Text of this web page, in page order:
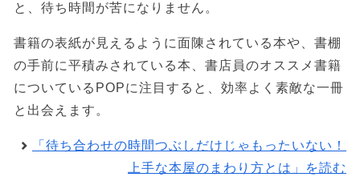
と、待ち時間が苦になりません。
書籍の表紙が見えるように面陳されている本や、書棚
の手前に平積みされている本、書店員のオススメ書籍
についているPOPに注目すると、効率よく素敵な一冊
と出会えます。
「待ち合わせの時間つぶしだけじゃもったいない！
上手な本屋のまわり方とは」を読む